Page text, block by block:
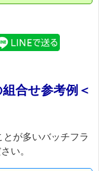
合せ参考例＜
が多いバッチフラ
い。